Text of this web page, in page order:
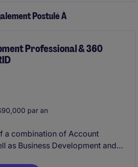
en recrutement et en
Postulé À
Professional & 360
par an
a combination of Account
as Business Development and